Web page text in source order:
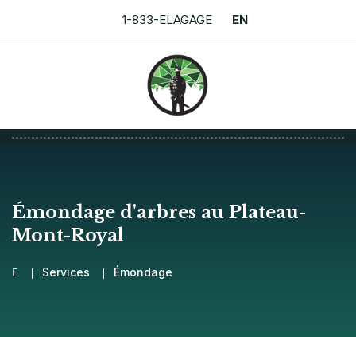
1-833-ELAGAGE EN
Émondage d'arbres au Plateau-
Mont-Royal
Services Émondage